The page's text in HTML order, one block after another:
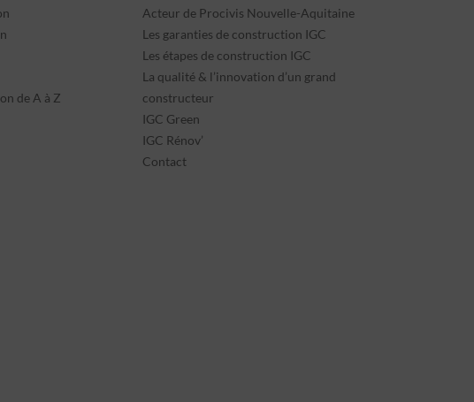
de A à Z
Acteur de Procivis Nouvelle-Aquitaine
Les garanties de construction IGC
Les étapes de construction IGC
La qualité & l’innovation d’un grand
constructeur
IGC Green
IGC Rénov’
Contact